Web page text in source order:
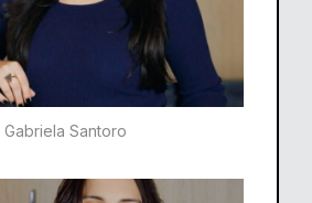
Gabriela Santoro​